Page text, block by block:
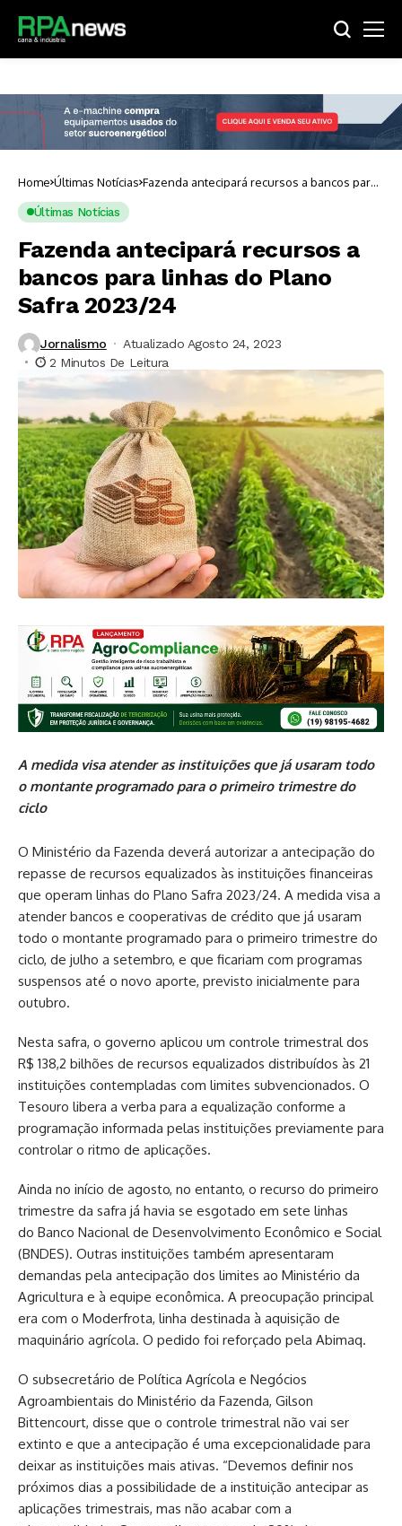
Home Últimas Notícias Fazenda antecipará recursos a bancos para
linhas do Plano Safra 2023/24
Últimas Notícias
Fazenda antecipará recursos a
bancos para linhas do Plano
Safra 2023/24
Jornalismo
Atualizado Agosto 24, 2023
2 Minutos De Leitura
A medida visa atender as instituições que já usaram todo
o montante programado para o primeiro trimestre do
ciclo
O Ministério da Fazenda deverá autorizar a antecipação do
repasse de recursos equalizados às instituições financeiras
que operam linhas do Plano Safra 2023/24. A medida visa a
atender bancos e cooperativas de crédito que já usaram
todo o montante programado para o primeiro trimestre do
ciclo, de julho a setembro, e que ficariam com programas
suspensos até o novo aporte, previsto inicialmente para
outubro.
Nesta safra, o governo aplicou um controle trimestral dos
R$ 138,2 bilhões de recursos equalizados distribuídos às 21
instituições contempladas com limites subvencionados. O
Tesouro libera a verba para a equalização conforme a
programação informada pelas instituições previamente para
controlar o ritmo de aplicações.
Ainda no início de agosto, no entanto, o recurso do primeiro
trimestre da safra já havia se esgotado em sete linhas
do Banco Nacional de Desenvolvimento Econômico e Social
(BNDES). Outras instituições também apresentaram
demandas pela antecipação dos limites ao Ministério da
Agricultura e à equipe econômica. A preocupação principal
era com o Moderfrota, linha destinada à aquisição de
maquinário agrícola. O pedido foi reforçado pela Abimaq.
O subsecretário de Política Agrícola e Negócios
Agroambientais do Ministério da Fazenda, Gilson
Bittencourt, disse que o controle trimestral não vai ser
extinto e que a antecipação é uma excepcionalidade para
deixar as instituições mais ativas. “Devemos definir nos
próximos dias a possibilidade de a instituição antecipar as
aplicações trimestrais, mas não acabar com a